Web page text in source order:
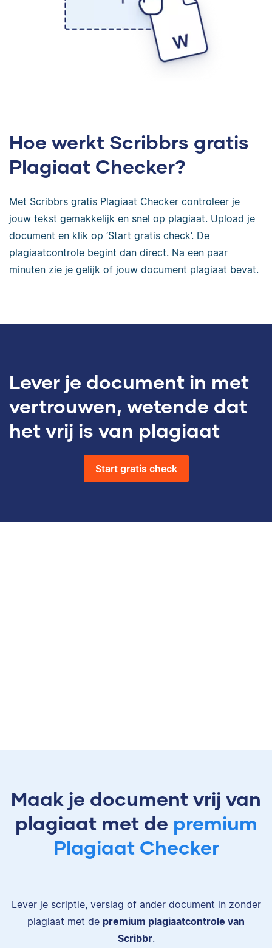
Hoe werkt Scribbrs gratis
Plagiaat Checker?
Met Scribbrs gratis Plagiaat Checker controleer je
jouw tekst gemakkelijk en snel op plagiaat. Upload je
document en klik op ‘Start gratis check’. De
plagiaatcontrole begint dan direct. Na een paar
minuten zie je gelijk of jouw document plagiaat bevat.
Lever je document in met
vertrouwen, wetende dat
het vrij is van plagiaat
Start gratis check
Maak je document vrij van
plagiaat met de premium
Plagiaat Checker
Lever je scriptie, verslag of ander document in zonder
plagiaat met de premium plagiaatcontrole van
Scribbr.